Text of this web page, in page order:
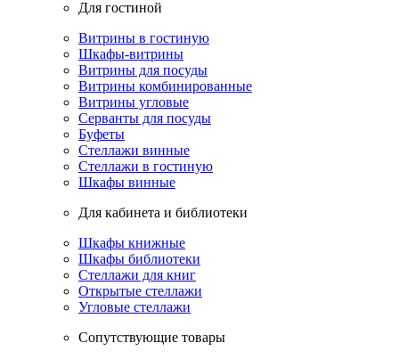
Для гостиной
Витрины в гостиную
Шкафы-витрины
Витрины для посуды
Витрины комбинированные
Витрины угловые
Серванты для посуды
Буфеты
Стеллажи винные
Стеллажи в гостиную
Шкафы винные
Для кабинета и библиотеки
Шкафы книжные
Шкафы библиотеки
Стеллажи для книг
Открытые стеллажи
Угловые стеллажи
Сопутствующие товары